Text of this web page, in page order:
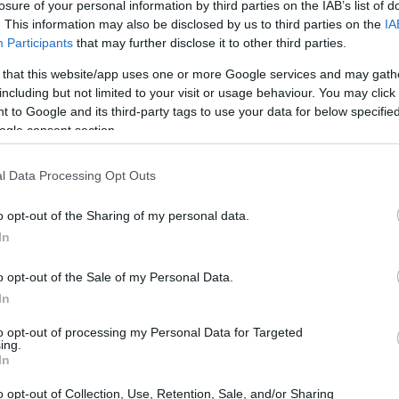
of your personal information by third parties on the IAB’s list of
This information may also be disclosed by us to third parties on the
Participants that may further disclose it to other third parties.
that this website/app uses one or more Google services and may
but not limited to your visit or usage behaviour. You may
to Google and its third-party tags to use your data for below
consent section.
Data Processing Opt Outs
opt-out of the Sharing of my personal data.
opt-out of the Sale of my Personal Data.
opt-out of processing my Personal Data for Targeted
opt-out of Collection, Use, Retention, Sale, and/or Sharing
75 di Ostrava
come un evento imperdibile per gli
ricco di talenti emergenti e giocatori
sulla terra rossa, offre un’opportunità
nazionalità, pronti a dare il massimo
ATP. La competizione è particolarmente
e colpi di scena.